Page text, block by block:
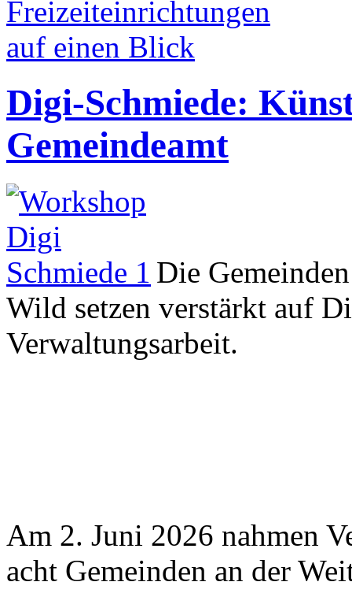
Digi-Schmiede:
Gemeindeamt
Die
Wild setzen verstärkt auf
Verwaltungsarbeit.
Am 2. Juni 2026 nahmen
acht Gemeinden an der